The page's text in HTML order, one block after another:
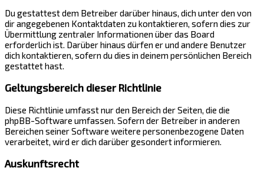
Du gestattest dem Betreiber darüber hinaus, dich unter den von
dir angegebenen Kontaktdaten zu kontaktieren, sofern dies zur
Übermittlung zentraler Informationen über das Board
erforderlich ist. Darüber hinaus dürfen er und andere Benutzer
dich kontaktieren, sofern du dies in deinem persönlichen Bereich
gestattet hast.
Geltungsbereich dieser Richtlinie
Diese Richtlinie umfasst nur den Bereich der Seiten, die die
phpBB-Software umfassen. Sofern der Betreiber in anderen
Bereichen seiner Software weitere personenbezogene Daten
verarbeitet, wird er dich darüber gesondert informieren.
Auskunftsrecht